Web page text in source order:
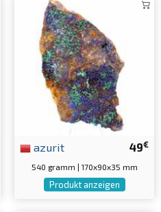
49€
azurit
540 gramm | 170x90x35 mm
Produkt anzeigen